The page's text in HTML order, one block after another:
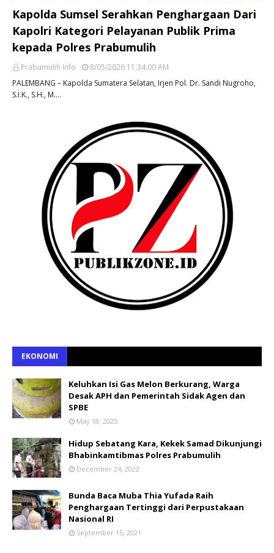
Kapolda Sumsel Serahkan Penghargaan Dari
Kapolri Kategori Pelayanan Publik Prima
kepada Polres Prabumulih
Prabumulih Info
8/05/2026 11:34:00 AM
PALEMBANG – Kapolda Sumatera Selatan, Irjen Pol. Dr. Sandi Nugroho,
S.I.K., S.H., M.…
EKONOMI
Keluhkan Isi Gas Melon Berkurang, Warga
Desak APH dan Pemerintah Sidak Agen dan
SPBE
May 18, 2025
Hidup Sebatang Kara, Kekek Samad Dikunjungi
Bhabinkamtibmas Polres Prabumulih
December 24, 2022
Bunda Baca Muba Thia Yufada Raih
Penghargaan Tertinggi dari Perpustakaan
Nasional RI
September 15, 2021